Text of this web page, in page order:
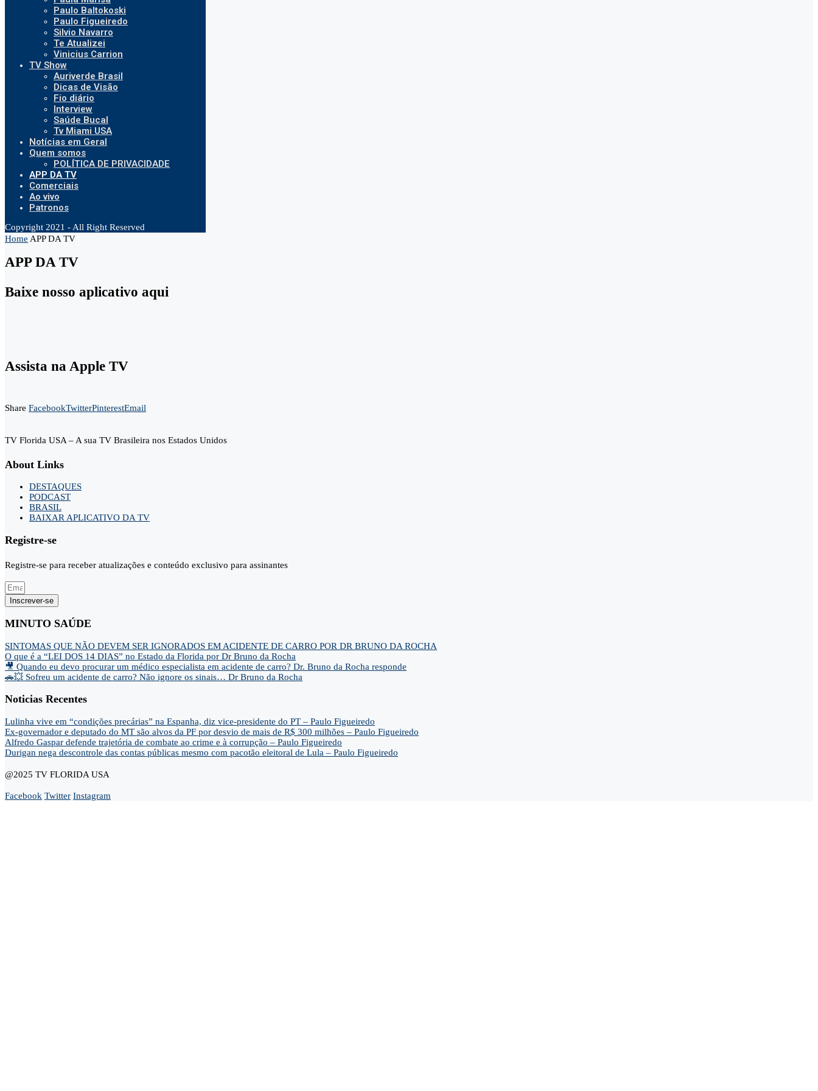
Paulo Baltokoski
Paulo Figueiredo
Silvio Navarro
Te Atualizei
Vinicius Carrion
TV Show
Auriverde Brasil
Dicas de Visão
Fio diário
Interview
Saúde Bucal
Tv Miami USA
Notícias em Geral
Quem somos
POLÍTICA DE PRIVACIDADE
APP DA TV
Comerciais
Ao vivo
Patronos
Copyright 2021 - All Right Reserved
Home APP DA TV
APP DA TV
Baixe nosso aplicativo aqui
Assista na Apple TV
Share FacebookTwitterPinterestEmail
TV Florida USA – A sua TV Brasileira nos Estados Unidos
About Links
DESTAQUES
PODCAST
BRASIL
BAIXAR APLICATIVO DA TV
Registre-se
Registre-se para receber atualizações e conteúdo exclusivo para assinantes
Inscrever-se
MINUTO SAÚDE
SINTOMAS QUE NÃO DEVEM SER IGNORADOS EM ACIDENTE DE CARRO POR DR BRUNO DA ROCHA
O que é a “LEI DOS 14 DIAS” no Estado da Florida por Dr Bruno da Rocha
🎥 Quando eu devo procurar um médico especialista em acidente de carro? Dr. Bruno da Rocha responde
🚗💥 Sofreu um acidente de carro? Não ignore os sinais… Dr Bruno da Rocha
Noticias Recentes
Lulinha vive em “condições precárias” na Espanha, diz vice-presidente do PT – Paulo Figueiredo
Ex-governador e deputado do MT são alvos da PF por desvio de mais de R$ 300 milhões – Paulo Figueiredo
Alfredo Gaspar defende trajetória de combate ao crime e à corrupção – Paulo Figueiredo
Durigan nega descontrole das contas públicas mesmo com pacotão eleitoral de Lula – Paulo Figueiredo
@2025 TV FLORIDA USA
Facebook Twitter Instagram